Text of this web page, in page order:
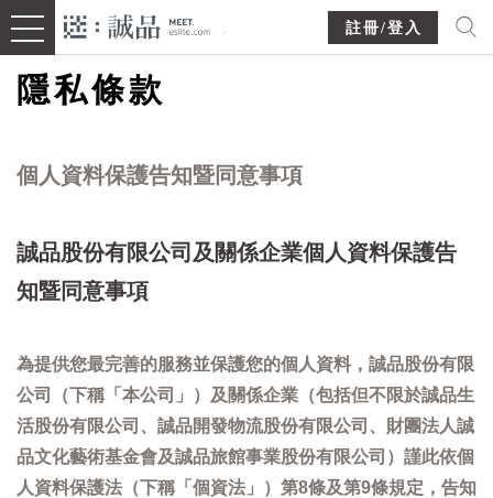
註冊/登入
隱私條款
個人資料保護告知暨同意事項
誠品股份有限公司及關係企業個人資料保護告
知暨同意事項
為提供您最完善的服務並保護您的個人資料，誠品股份有限
公司（下稱「本公司」）及關係企業（包括但不限於誠品生
活股份有限公司、誠品開發物流股份有限公司、財團法人誠
品文化藝術基金會及誠品旅館事業股份有限公司）謹此依個
人資料保護法（下稱「個資法」）第8條及第9條規定，告知